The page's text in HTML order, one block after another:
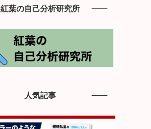
紅葉の自己分析研究所
人気記事